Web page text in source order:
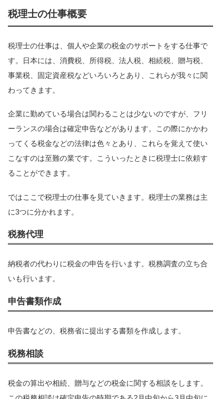
税理士の仕事概要
税理士の仕事は、個人や企業の税金のサポートをする仕事で
す。日本には、消費税、所得税、法人税、相続税、贈与税、
事業税、固定資産税などいろいろとあり、これらが我々に関
わってきます。
企業に勤めている場合は関わることは少ないのですが、フリ
ーランスの場合は確定申告などがあります。この際にかかわ
ってくる税金などの法律は色々とあり、これらを覚えて使い
こなすのは至難の業です。こういったときに税理士に依頼す
ることができます。
ではここで税理士の仕事を見ていきます。税理士の業務は主
に3つに分かれます。
税務代理
納税者の代わりに税金の申告を行います。税務調査の立ち合
いも行います。
申告書類作成
申告書などの、税務省に提出する書類を作成します。
税務相談
税金の算出や相続、贈与などの税金に関する相談をします。